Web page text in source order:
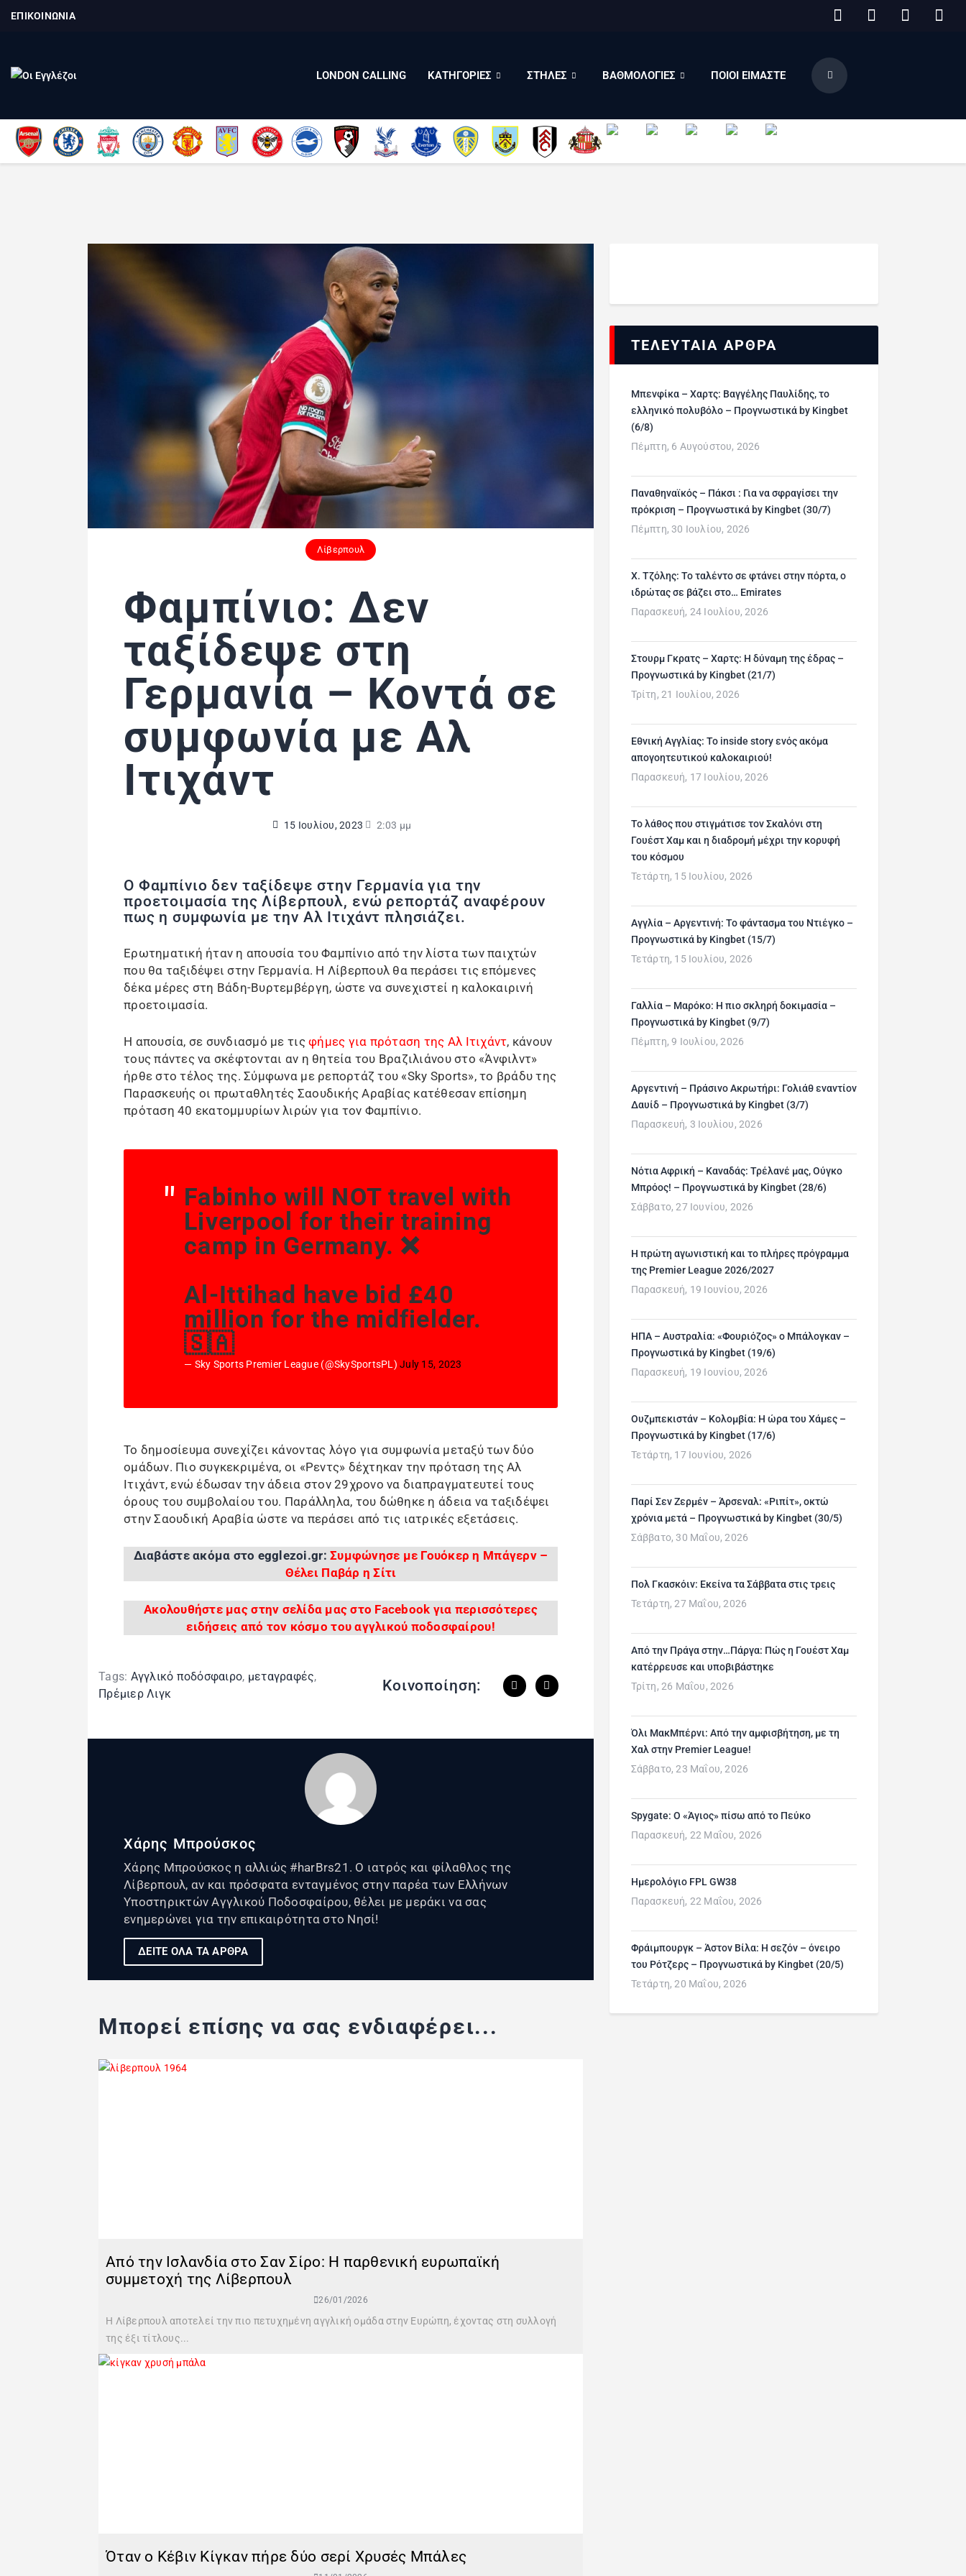
ΕΠΙΚΟΙΝΩΝΙΑ
LONDON CALLING ΚΑΤΗΓΟΡΙΕΣ ΣΤΗΛΕΣ ΒΑΘΜΟΛΟΓΙΕΣ ΠΟΙΟΙ ΕΙΜΑΣΤΕ
Λίβερπουλ
Φαμπίνιο: Δεν
ταξίδεψε στη
Γερμανία – Κοντά σε
συμφωνία με Αλ
Ιτιχάντ
15 Ιουλίου, 2023 2:03 μμ
Ο Φαμπίνιο δεν ταξίδεψε στην Γερμανία για την
προετοιμασία της Λίβερπουλ, ενώ ρεπορτάζ αναφέρουν
πως η συμφωνία με την Αλ Ιτιχάντ πλησιάζει.
Ερωτηματική ήταν η απουσία του Φαμπίνιο από την λίστα των παιχτών
που θα ταξιδέψει στην Γερμανία. Η Λίβερπουλ θα περάσει τις επόμενες
δέκα μέρες στη Βάδη-Βυρτεμβέργη, ώστε να συνεχιστεί η καλοκαιρινή
προετοιμασία.
Η απουσία, σε συνδιασμό με τιςφήμες για πρόταση της Αλ Ιτιχάντ, κάνουν
τους πάντες να σκέφτονται αν η θητεία του Βραζιλιάνου στο «Άνφιλντ»
ήρθε στο τέλος της. Σύμφωνα με ρεπορτάζ του «Sky Sports», το βράδυ της
Παρασκευής οι πρωταθλητές Σαουδικής Αραβίας κατέθεσαν επίσημη
πρόταση 40 εκατομμυρίων λιρών για τον Φαμπίνιο.
Fabinho will NOT travel with
Liverpool for their training
camp in Germany. ❌
Al-Ittihad have bid £40
million for the midfielder.
🇸🇦
— Sky Sports Premier League (@SkySportsPL)July 15, 2023
Το δημοσίευμα συνεχίζει κάνοντας λόγο για συμφωνία μεταξύ των δύο
ομάδων. Πιο συγκεκριμένα, οι «Ρεντς» δέχτηκαν την πρόταση της Αλ
Ιτιχάντ, ενώ έδωσαν την άδεια στον 29χρονο να διαπραγματευτεί τους
όρους του συμβολαίου του. Παράλληλα, του δώθηκε η άδεια να ταξιδέψει
στην Σαουδική Αραβία ώστε να περάσει από τις ιατρικές εξετάσεις.
Διαβάστε ακόμα στο egglezoi.gr:Συμφώνησε με Γουόκερ η Μπάγερν –
Θέλει Παβάρ η Σίτι
Ακολουθήστε μας στην σελίδα μας στο Facebook για περισσότερες
ειδήσεις από τον κόσμο του αγγλικού ποδοσφαίρου!
Tags: Αγγλικό ποδόσφαιρο, μεταγραφές,
Πρέμιερ Λιγκ
Κοινοποίηση:
Χάρης Μπρούσκος
Χάρης Μπρούσκος η αλλιώς #harBrs21. Ο ιατρός και φίλαθλος της
Λίβερπουλ, αν και πρόσφατα ενταγμένος στην παρέα των Ελλήνων
Υποστηρικτών Αγγλικού Ποδοσφαίρου, θέλει με μεράκι να σας
ενημερώνει για την επικαιρότητα στο Νησί!
ΔΕΙΤΕ ΟΛΑ ΤΑ ΑΡΘΡΑ
Μπορεί επίσης να σας ενδιαφέρει...
Από την Ισλανδία στο Σαν Σίρο: Η παρθενική ευρωπαϊκή
συμμετοχή της Λίβερπουλ
26/01/2026
Η Λίβερπουλ αποτελεί την πιο πετυχημένη αγγλική ομάδα στην Ευρώπη, έχοντας στη συλλογή
της έξι τίτλους...
Όταν ο Κέβιν Κίγκαν πήρε δύο σερί Χρυσές Μπάλες
ΤΕΛΕΥΤΑΙΑ ΑΡΘΡΑ
Μπενφίκα – Χαρτς: Βαγγέλης Παυλίδης, το
ελληνικό πολυβόλο – Προγνωστικά by Kingbet
(6/8)
Πέμπτη, 6 Αυγούστου, 2026
Παναθηναϊκός – Πάκσι : Για να σφραγίσει την
πρόκριση – Προγνωστικά by Kingbet (30/7)
Πέμπτη, 30 Ιουλίου, 2026
Χ. Τζόλης: Το ταλέντο σε φτάνει στην πόρτα, ο
ιδρώτας σε βάζει στο… Emirates
Παρασκευή, 24 Ιουλίου, 2026
Στουρμ Γκρατς – Χαρτς: Η δύναμη της έδρας –
Προγνωστικά by Kingbet (21/7)
Τρίτη, 21 Ιουλίου, 2026
Εθνική Αγγλίας: Το inside story ενός ακόμα
απογοητευτικού καλοκαιριού!
Παρασκευή, 17 Ιουλίου, 2026
Το λάθος που στιγμάτισε τον Σκαλόνι στη
Γουέστ Χαμ και η διαδρομή μέχρι την κορυφή
του κόσμου
Τετάρτη, 15 Ιουλίου, 2026
Αγγλία – Αργεντινή: Το φάντασμα του Ντιέγκο –
Προγνωστικά by Kingbet (15/7)
Τετάρτη, 15 Ιουλίου, 2026
Γαλλία – Μαρόκο: Η πιο σκληρή δοκιμασία –
Προγνωστικά by Kingbet (9/7)
Πέμπτη, 9 Ιουλίου, 2026
Αργεντινή – Πράσινο Ακρωτήρι: Γολιάθ εναντίον
Δαυίδ – Προγνωστικά by Kingbet (3/7)
Παρασκευή, 3 Ιουλίου, 2026
Νότια Αφρική – Καναδάς: Τρέλανέ μας, Ούγκο
Μπρόος! – Προγνωστικά by Kingbet (28/6)
Σάββατο, 27 Ιουνίου, 2026
H πρώτη αγωνιστική και το πλήρες πρόγραμμα
της Premier League 2026/2027
Παρασκευή, 19 Ιουνίου, 2026
ΗΠΑ – Αυστραλία: «Φουριόζος» ο Μπάλογκαν –
Προγνωστικά by Kingbet (19/6)
Παρασκευή, 19 Ιουνίου, 2026
Ουζμπεκιστάν – Κολομβία: Η ώρα του Χάμες –
Προγνωστικά by Kingbet (17/6)
Τετάρτη, 17 Ιουνίου, 2026
Παρί Σεν Ζερμέν – Άρσεναλ: «Ριπίτ», οκτώ
χρόνια μετά – Προγνωστικά by Kingbet (30/5)
Σάββατο, 30 Μαΐου, 2026
Πολ Γκασκόιν: Εκείνα τα Σάββατα στις τρεις
Τετάρτη, 27 Μαΐου, 2026
Από την Πράγα στην…Πάργα: Πώς η Γουέστ Χαμ
κατέρρευσε και υποβιβάστηκε
Τρίτη, 26 Μαΐου, 2026
Όλι ΜακΜπέρνι: Aπό την αμφισβήτηση, με τη
Χαλ στην Premier League!
Σάββατο, 23 Μαΐου, 2026
Spygate: Ο «Άγιος» πίσω από το Πεύκο
Παρασκευή, 22 Μαΐου, 2026
Ημερολόγιο FPL GW38
Παρασκευή, 22 Μαΐου, 2026
Φράιμπουργκ – Άστον Βίλα: Η σεζόν – όνειρο
του Ρότζερς – Προγνωστικά by Kingbet (20/5)
Τετάρτη, 20 Μαΐου, 2026